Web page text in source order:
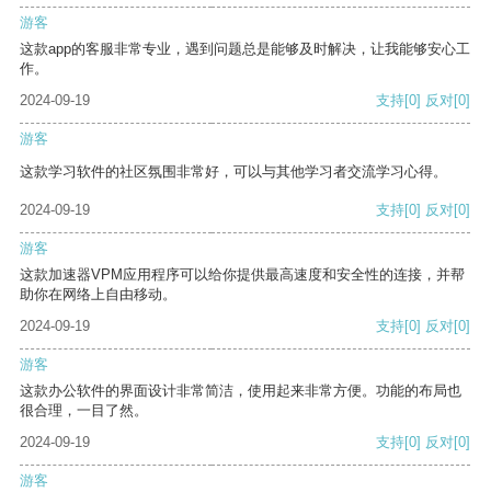
游客
这款app的客服非常专业，遇到问题总是能够及时解决，让我能够安心工
作。
2024-09-19
支持[0] 反对[0]
游客
这款学习软件的社区氛围非常好，可以与其他学习者交流学习心得。
2024-09-19 支持[0] 反对[0]
游客
这款加速器VPM应用程序可以给你提供最高速度和安全性的连接，并帮
助你在网络上自由移动。
2024-09-19
支持[0] 反对[0]
游客
这款办公软件的界面设计非常简洁，使用起来非常方便。功能的布局也
很合理，一目了然。
2024-09-19
支持[0] 反对[0]
游客